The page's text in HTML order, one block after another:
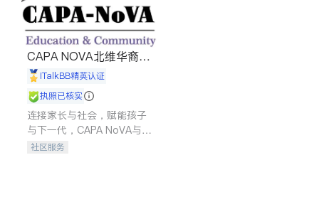
CAPA NOVA北维华裔家
长会iTalkBB精英认证
执照已核实
连接家长与社会，赋能孩子
与下一代，CAPA NoVA与您
携手建设包容、公平、充满
社区服务